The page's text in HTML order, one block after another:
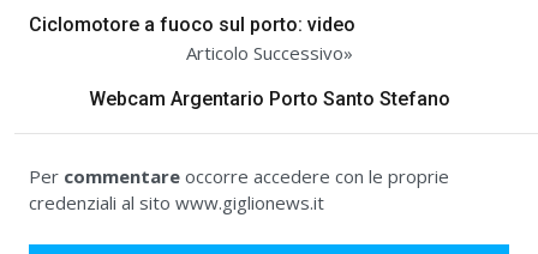
Ciclomotore a fuoco sul porto: video
Articolo Successivo»
Webcam Argentario Porto Santo Stefano
Per commentare occorre accedere con le proprie
credenziali al sito www.giglionews.it